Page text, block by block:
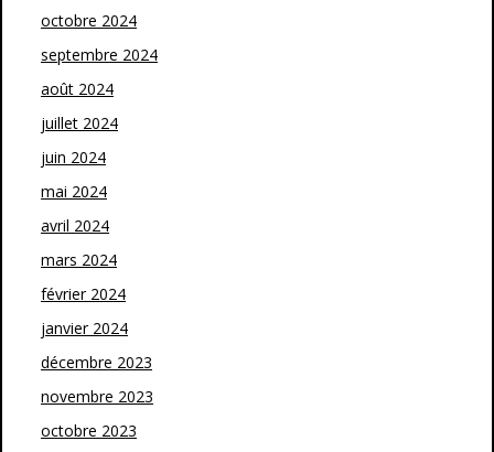
octobre 2024
septembre 2024
août 2024
juillet 2024
juin 2024
mai 2024
avril 2024
mars 2024
février 2024
janvier 2024
décembre 2023
novembre 2023
octobre 2023